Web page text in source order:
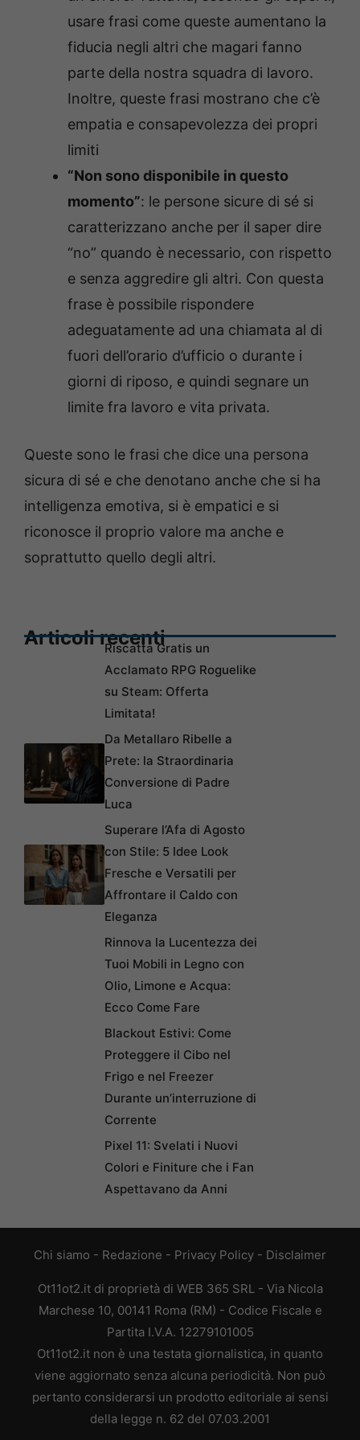
usare frasi come queste aumentano la
fiducia negli altri che magari fanno
parte della nostra squadra di lavoro.
Inoltre, queste frasi mostrano che c’è
empatia e consapevolezza dei propri
limiti
“Non sono disponibile in questo
momento”: le persone sicure di sé si
caratterizzano anche per il saper dire
“no” quando è necessario, con rispetto
e senza aggredire gli altri. Con questa
frase è possibile rispondere
adeguatamente ad una chiamata al di
fuori dell’orario d’ufficio o durante i
giorni di riposo, e quindi segnare un
limite fra lavoro e vita privata.
Queste sono le frasi che dice una persona
sicura di sé e che denotano anche che si ha
intelligenza emotiva, si è empatici e si
riconosce il proprio valore ma anche e
soprattutto quello degli altri.
Articoli recenti
Riscatta Gratis un
Acclamato RPG Roguelike
su Steam: Offerta
Limitata!
Da Metallaro Ribelle a
Prete: la Straordinaria
Conversione di Padre
Luca
Superare l’Afa di Agosto
con Stile: 5 Idee Look
Fresche e Versatili per
Affrontare il Caldo con
Eleganza
Rinnova la Lucentezza dei
Tuoi Mobili in Legno con
Olio, Limone e Acqua:
Ecco Come Fare
Blackout Estivi: Come
Proteggere il Cibo nel
Frigo e nel Freezer
Durante un’interruzione di
Corrente
Pixel 11: Svelati i Nuovi
Colori e Finiture che i Fan
Aspettavano da Anni
Chi siamo - Redazione - Privacy Policy - Disclaimer
Ot11ot2.it di proprietà di WEB 365 SRL - Via Nicola
Marchese 10, 00141 Roma (RM) - Codice Fiscale e
Partita I.V.A. 12279101005
Ot11ot2.it non è una testata giornalistica, in quanto
viene aggiornato senza alcuna periodicità. Non può
pertanto considerarsi un prodotto editoriale ai sensi
della legge n. 62 del 07.03.2001